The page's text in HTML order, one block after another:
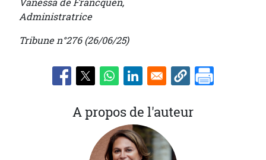
Administratrice
Tribune n°276 (26/06/25)
A propos de l'auteur